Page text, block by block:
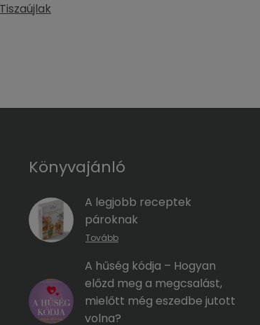
Tiszaújlak
Könyvajánló
A legjobb receptek
pároknak
Tovább
A hűség kódja – Hogyan
előzd meg a megcsalást,
mielőtt még eszedbe jutott
volna?